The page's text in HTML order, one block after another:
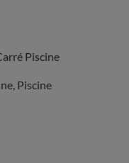
Piscine
Piscine